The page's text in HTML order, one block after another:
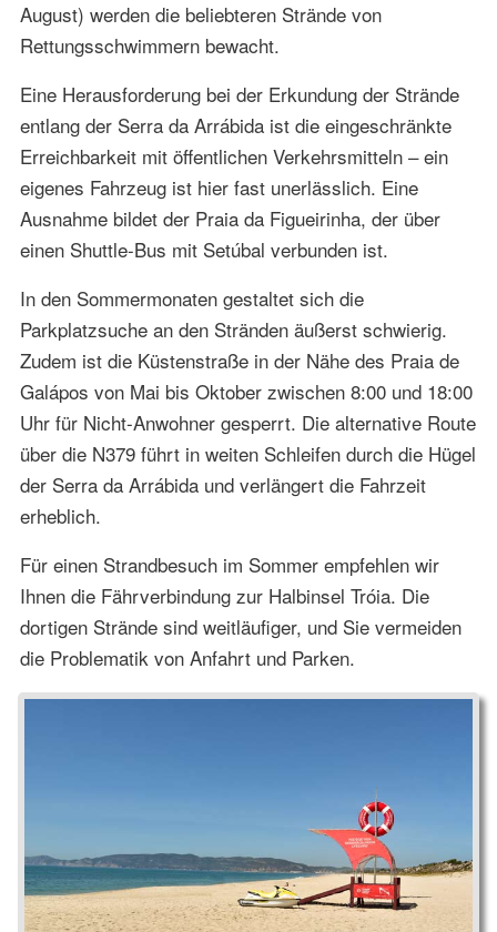
August) werden die beliebteren Strände von
Rettungsschwimmern bewacht.
Eine Herausforderung bei der Erkundung der Strände
entlang der Serra da Arrábida ist die eingeschränkte
Erreichbarkeit mit öffentlichen Verkehrsmitteln – ein
eigenes Fahrzeug ist hier fast unerlässlich. Eine
Ausnahme bildet der Praia da Figueirinha, der über
einen Shuttle-Bus mit Setúbal verbunden ist.
In den Sommermonaten gestaltet sich die
Parkplatzsuche an den Stränden äußerst schwierig.
Zudem ist die Küstenstraße in der Nähe des Praia de
Galápos von Mai bis Oktober zwischen 8:00 und 18:00
Uhr für Nicht-Anwohner gesperrt. Die alternative Route
über die N379 führt in weiten Schleifen durch die Hügel
der Serra da Arrábida und verlängert die Fahrzeit
erheblich.
Für einen Strandbesuch im Sommer empfehlen wir
Ihnen die Fährverbindung zur Halbinsel Tróia. Die
dortigen Strände sind weitläufiger, und Sie vermeiden
die Problematik von Anfahrt und Parken.